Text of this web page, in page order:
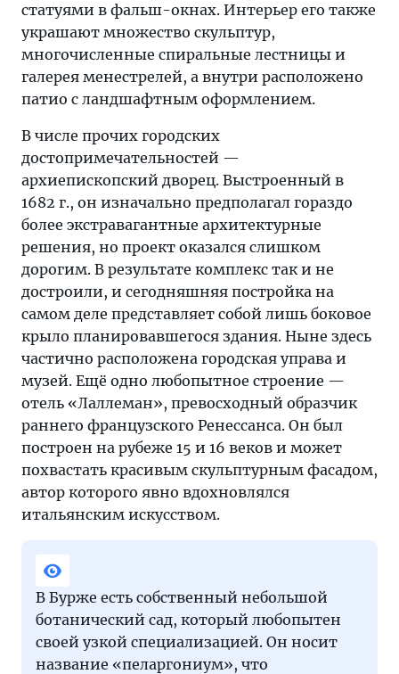
статуями в фальш-окнах. Интерьер его также
украшают множество скульптур,
многочисленные спиральные лестницы и
галерея менестрелей, а внутри расположено
патио с ландшафтным оформлением.
В числе прочих городских
достопримечательностей —
архиепископский дворец. Выстроенный в
1682 г., он изначально предполагал гораздо
более экстравагантные архитектурные
решения, но проект оказался слишком
дорогим. В результате комплекс так и не
достроили, и сегодняшняя постройка на
самом деле представляет собой лишь боковое
крыло планировавшегося здания. Ныне здесь
частично расположена городская управа и
музей. Ещё одно любопытное строение —
отель «Лаллеман», превосходный образчик
раннего французского Ренессанса. Он был
построен на рубеже 15 и 16 веков и может
похвастать красивым скульптурным фасадом,
автор которого явно вдохновлялся
итальянским искусством.
В Бурже есть собственный небольшой
ботанический сад, который любопытен
своей узкой специализацией. Он носит
название «пеларгониум», что